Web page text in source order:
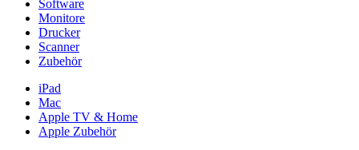
Software
Monitore
Drucker
Scanner
Zubehör
iPad
Mac
Apple TV & Home
Apple Zubehör